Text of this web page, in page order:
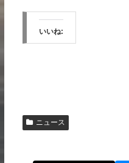
いいね:
ニュース